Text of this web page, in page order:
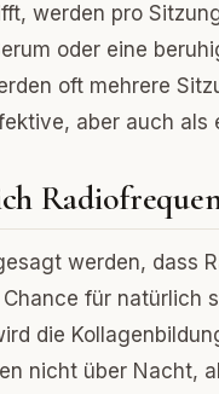
werden pro
oder eine
oft mehrere
aber auch als
werden, dass
für natürlich
die
nicht über Nacht,